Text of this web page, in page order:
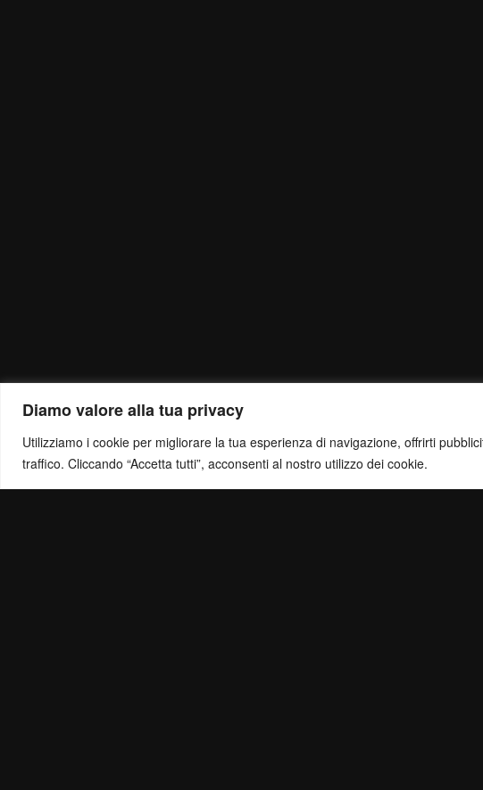
Diamo valore alla tua privacy
Utilizziamo i cookie per migliorare la tua esperienza di navigazione, offrirti
traffico. Cliccando “Accetta tutti”, acconsenti al nostro utilizzo dei cookie.